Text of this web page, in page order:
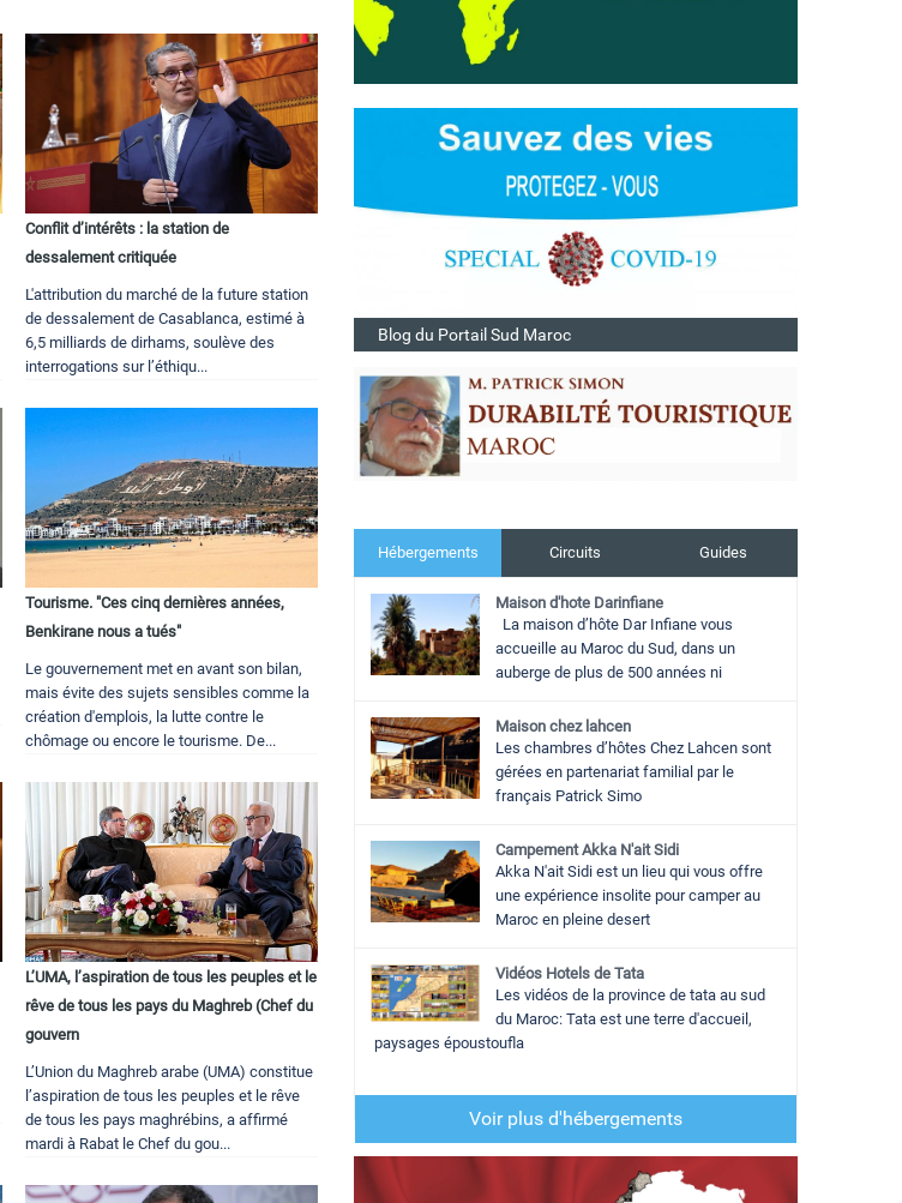
Conflit d’intérêts : la station de
dessalement critiquée
L'attribution du marché de la future station
de dessalement de Casablanca, estimé à
6,5 milliards de dirhams, soulève des
interrogations sur l’éthiqu...
Tourisme. "Ces cinq dernières années,
Benkirane nous a tués"
Le gouvernement met en avant son bilan,
mais évite des sujets sensibles comme la
création d'emplois, la lutte contre le
chômage ou encore le tourisme. De...
L’UMA, l’aspiration de tous les peuples et le
rêve de tous les pays du Maghreb (Chef du
gouvern
L’Union du Maghreb arabe (UMA) constitue
l’aspiration de tous les peuples et le rêve
de tous les pays maghrébins, a affirmé
mardi à Rabat le Chef du gou...
Blog du Portail Sud Maroc
Hébergements Circuits Guides
Maison d'hote Darinfiane
La maison d’hôte Dar Infiane vous
accueille au Maroc du Sud, dans un
auberge de plus de 500 années ni
Maison chez lahcen
Les chambres d’hôtes Chez Lahcen sont
gérées en partenariat familial par le
français Patrick Simo
Campement Akka N'ait Sidi
Akka N'ait Sidi est un lieu qui vous offre
une expérience insolite pour camper au
Maroc en pleine desert
Vidéos Hotels de Tata
Les vidéos de la province de tata au sud
du Maroc: Tata est une terre d'accueil,
paysages époustoufla
Voir plus d'hébergements